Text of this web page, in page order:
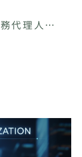
AI Mode：Google 搜尋的「任務代理人」正式登場